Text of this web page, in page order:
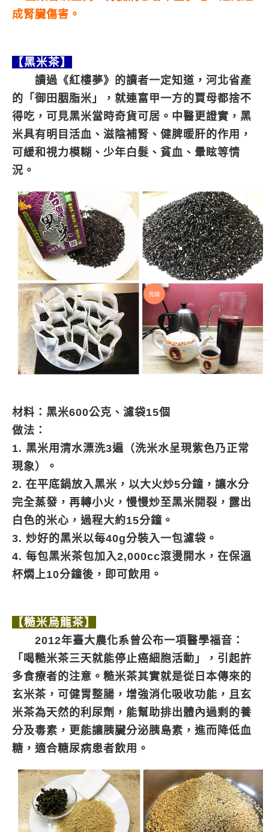
成腎臟傷害。
【黑米茶】
讀過《紅樓夢》的讀者一定知道，河北省產
的「御田胭脂米」，就連富甲一方的賈母都捨不
得吃，可見黑米當時奇貨可居。中醫更證實，黑
米具有明目活血、滋陰補腎、健脾暖肝的作用，
可緩和視力模糊、少年白髮、貧血、暈眩等情
況。
材料： 黑米600公克、濾袋15個
做法：
1. 黑米用清水漂洗3遍（洗米水呈現紫色乃正常
現象）。
2. 在平底鍋放入黑米，以大火炒5分鐘，讓水分
完全蒸發，再轉小火，慢慢炒至黑米開裂，露出
白色的米心，過程大約15分鐘。
3. 炒好的黑米以每40g分裝入一包濾袋。
4. 每包黑米茶包加入2,000cc滾燙開水，在保溫
杯燜上10分鐘後，即可飲用。
【糙米烏龍茶】
2012年臺大農化系曾公布一項醫學福音：
「喝糙米茶三天就能停止癌細胞活動」，引起許
多食療者的注意。糙米茶其實就是從日本傳來的
玄米茶，可健胃整腸，增強消化吸收功能，且玄
米茶為天然的利尿劑，能幫助排出體內過剩的養
分及毒素，更能讓胰臟分泌胰島素，進而降低血
糖，適合糖尿病患者飲用。